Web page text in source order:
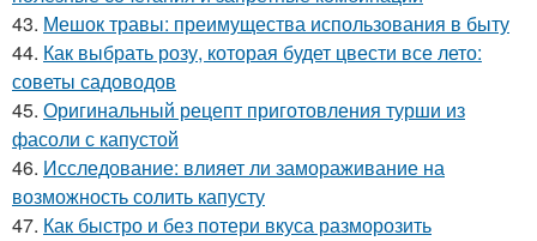
43. Мешок травы: преимущества использования в быту
44. Как выбрать розу, которая будет цвести все лето:
советы садоводов
45. Оригинальный рецепт приготовления турши из
фасоли с капустой
46. Исследование: влияет ли замораживание на
возможность солить капусту
47. Как быстро и без потери вкуса разморозить